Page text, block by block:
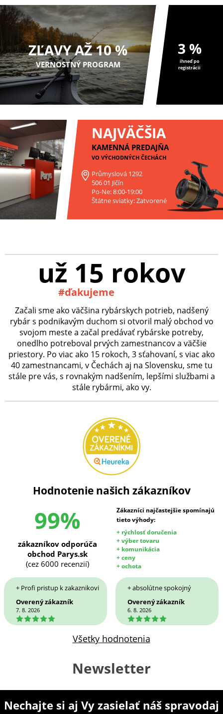
ZĽAVY AŽ 10 %
VERNOSTNÝ PROGRAM
3 %
ihneď po
registrácii
NAJVÄČŠIA
KAMENNÁ PREDAJŇA
VO VÝCHODNÝCH ČECHÁCH
Průmyslová 1292
506 01 Jičín
Po-Ne: 8:00-19:00
Štátne sviatky: Zatvorené
už 15 rokov
#ďakujeme
Začali sme ako väčšina rybárskych potrieb, nadšený
rybár s podnikavým duchom si otvoril malý obchod vo
svojom meste a začal predávať rybárske potreby,
onedlho potreboval prvých zamestnancov a väčšie
priestory. Po viac ako 15 rokoch, 3 sťahovaní, s viac ako
40 zamestnancami, v Čechách aj na Slovensku, sme tu
stále pre vás, s rovnakým nadšením, lepšími službami a
stále rybármi, ako vy.
Hodnotenie našich zákazníkov
99%
Zákazníci najčastejšie spomínajú
tieto výhody:
+ rýchlosť doručenia
+ výber tovaru
+ komunikácia
+ ceny
+ ochota
zákazníkov odporúča
obchod Parys.sk
(cez 6000 recenzií)
+ Profi pristup k zakaznikovi
Overený zákazník
7. 8. 2026
5
+ absolútne spokojný
Overený zákazník
6. 8. 2026
5
Všetky hodnotenia
Newsletter
Nechajte si aj Vy zasielať náš spravodaj